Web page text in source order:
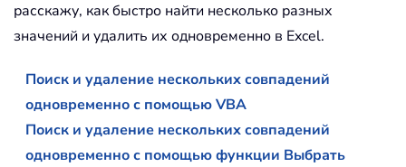
расскажу, как быстро найти несколько разных
значений и удалить их одновременно в Excel.
Поиск и удаление нескольких совпадений
одновременно с помощью VBA
Поиск и удаление нескольких совпадений
одновременно с помощью функции Выбрать